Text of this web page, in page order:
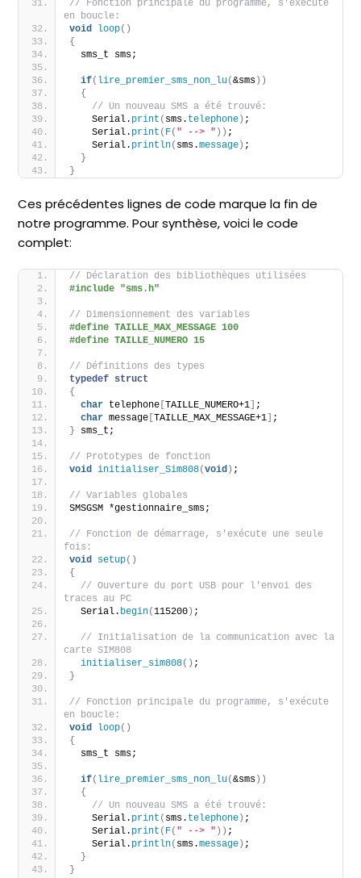
// Fonction principale du programme, s'exécute
en boucle:
void
loop()
{
  sms_t sms;
if( lire_premier_sms_non_lu(&sms ))
{
// Un nouveau SMS a été trouvé:
    Serial.
print ( sms. telephone ) ;
    Serial.
print ( F( " --> " )) ;
    Serial.
println( sms.message ) ;
}
}
Ces précédentes lignes de code marque la fin de
notre programme. Pour synthèse, voici le code
complet:
// Déclaration des bibliothèques utilisées
#include "sms.h"
// Dimensionnement des variables
#define TAILLE_MAX_MESSAGE 100
#define TAILLE_NUMERO 15
// Définitions des types
typedef struct
{
char telephone [TAILLE_NUMERO+1
;
char message [TAILLE_MAX_MESSAGE+1
;
}
sms_t;
// Prototypes de fonction
void initialiser_Sim808(void ) ;
// Variables globales
SMSGSM *gestionnaire_sms;
// Fonction de démarrage, s'exécute une seule
fois:
void setup()
{
// Ouverture du port USB pour l'envoi des
traces au PC
  Serial.
begin(115200 ) ;
// Initialisation de la communication avec la
carte SIM808
initialiser_sim808() ;
}
// Fonction principale du programme, s'exécute
en boucle:
void
loop()
{
  sms_t sms;
if( lire_premier_sms_non_lu(&sms ))
{
// Un nouveau SMS a été trouvé:
    Serial.
print ( sms. telephone ) ;
    Serial.
print ( F( " --> " )) ;
    Serial.
println( sms.message ) ;
}
}